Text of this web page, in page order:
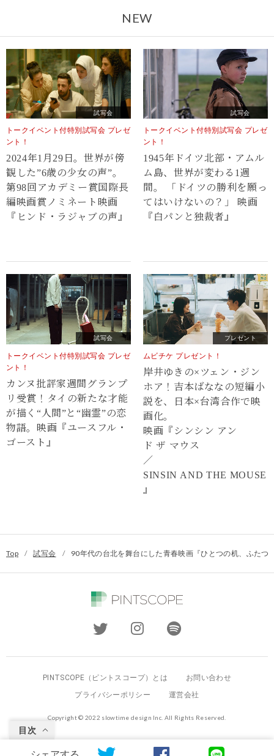
目次
NEW
試写会
トークイベント付特別試写会 プレゼ
ント！
2024年1月29日。世界が傍
観した”6歳の少女の声”。
第98回アカデミー賞国際長
編映画賞ノミネート映画
『ヒンド・ラジャブの声』
試写会
トークイベント付特別試写会 プレゼ
ント！
1945年ドイツ北部・アムル
ム島、世界が変わる1週
間。 「ドイツの勝利を願っ
てはいけないの？」 映画
『白パンと独裁者』
試写会
トークイベント付特別試写会 プレゼ
ント！
カンヌ批評家週間グランプ
リ受賞！タイの新たな才能
が描く“⼈間”と“幽霊”の恋
物語。映画『ユースフル・
ゴースト』
プレゼント
ムビチケ プレゼント！
岸井ゆきの×ツェン・ジン
ホア！吉本ばななの短編小
説を、日本×台湾合作で映
画化。
映画『シンシン アン
ド ザ マウス
／
SINSIN AND THE MOUSE
』
Top / 試写会 / 90年代の台北を舞台にした青春映画『ひとつの机、ふたつ
PINTSCOPE（ピントスコープ）とは
お問い合わせ
プライバシーポリシー
運営会社
Copyright © 2022 slowtime design Inc. All Rights Reserved.